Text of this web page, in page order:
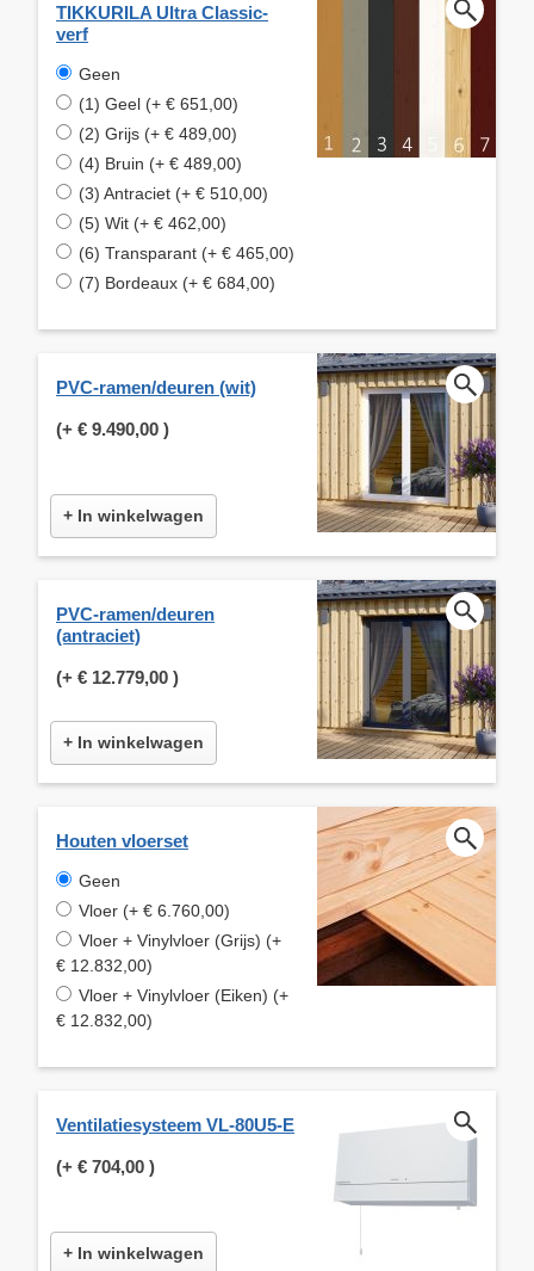
TIKKURILA Ultra Classic-
verf
Geen
(1) Geel (+ € 651,00)
(2) Grijs (+ € 489,00)
(4) Bruin (+ € 489,00)
(3) Antraciet (+ € 510,00)
(5) Wit (+ € 462,00)
(6) Transparant (+ € 465,00)
(7) Bordeaux (+ € 684,00)
PVC-ramen/deuren (wit)
(+ € 9.490,00 )
+ In winkelwagen
PVC-ramen/deuren
(antraciet)
(+ € 12.779,00 )
+ In winkelwagen
Houten vloerset
Geen
Vloer (+ € 6.760,00)
Vloer + Vinylvloer (Grijs) (+
€ 12.832,00)
Vloer + Vinylvloer (Eiken) (+
€ 12.832,00)
Ventilatiesysteem VL-80U5-E
(+ € 704,00 )
+ In winkelwagen